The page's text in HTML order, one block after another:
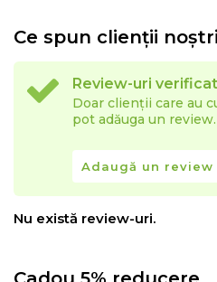
Ce spun clienții noștri
Review-uri
Doar clienții care au
pot adăuga un review.
Adaugă un review
Nu există review-uri.